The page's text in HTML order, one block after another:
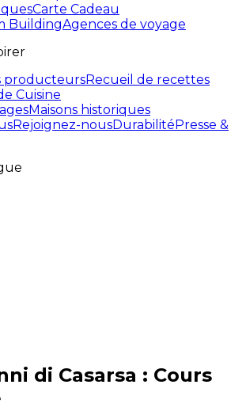
Carte Cadeau
BuildingAgences de voyage
producteursRecueil de recettes
Cuisine
Maisons historiques
Rejoignez-nousDurabilitéPresse &
inoubliables : Expériences
di Casarsa : Cours